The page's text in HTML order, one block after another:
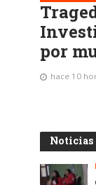
por
hace 10
Noticias